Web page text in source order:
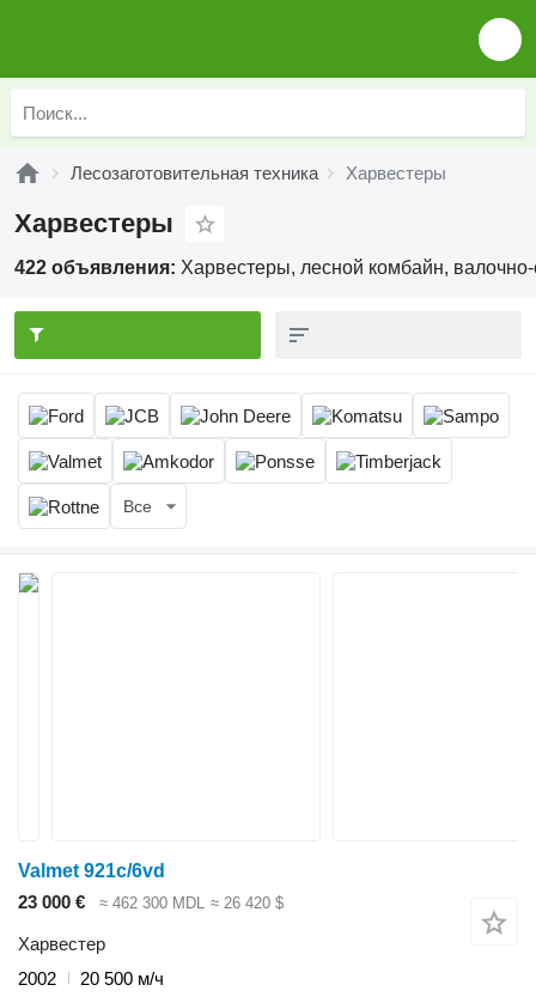
Лесозаготовительная техника Харвестеры
Харвестеры
422 объявления: Харвестеры, лесной комбайн,
Все
Valmet 921c/6vd
23 000 €
≈ 462 300 MDL ≈ 26 420 $
Харвестер
2002
20 500 м/ч